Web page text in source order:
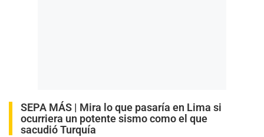
SEPA MÁS | Mira lo que pasaría en Lima si
ocurriera un potente sismo como el que
sacudió Turquía